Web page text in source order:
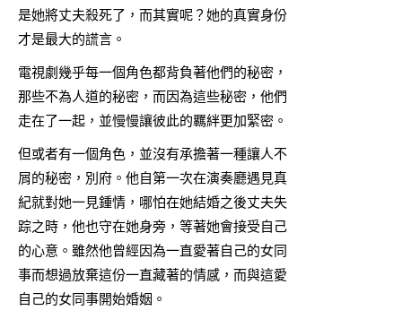
是她將丈夫殺死了，而其實呢？她的真實身份
才是最大的謊言。
電視劇幾乎每一個角色都背負著他們的秘密，
那些不為人道的秘密，而因為這些秘密，他們
走在了一起，並慢慢讓彼此的羈絆更加緊密。
但或者有一個角色，並沒有承擔著一種讓人不
屑的秘密，別府。他自第一次在演奏廳遇見真
紀就對她一見鍾情，哪怕在她結婚之後丈夫失
踪之時，他也守在她身旁，等著她會接受自己
的心意。雖然他曾經因為一直愛著自己的女同
事而想過放棄這份一直藏著的情感，而與這愛
自己的女同事開始婚姻。